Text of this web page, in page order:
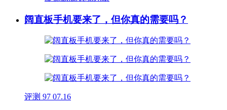
阔直板手机要来了，但你真的需要吗？
评测 97 07.16